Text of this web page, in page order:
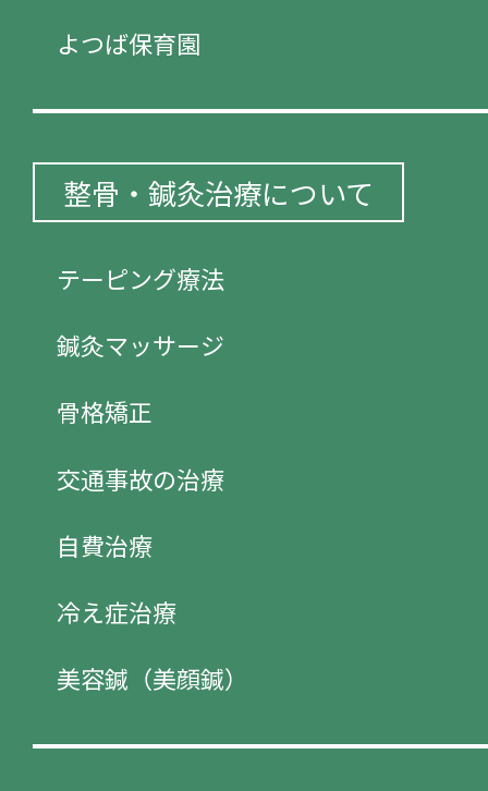
よつば保育園
整骨・鍼灸治療について
テーピング療法
鍼灸マッサージ
骨格矯正
交通事故の治療
自費治療
冷え症治療
美容鍼（美顔鍼）